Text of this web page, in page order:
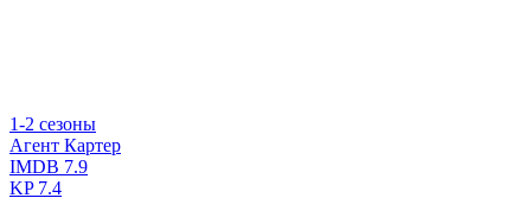
1-2 сезоны
Агент Картер
IMDB 7.9
KP7.4